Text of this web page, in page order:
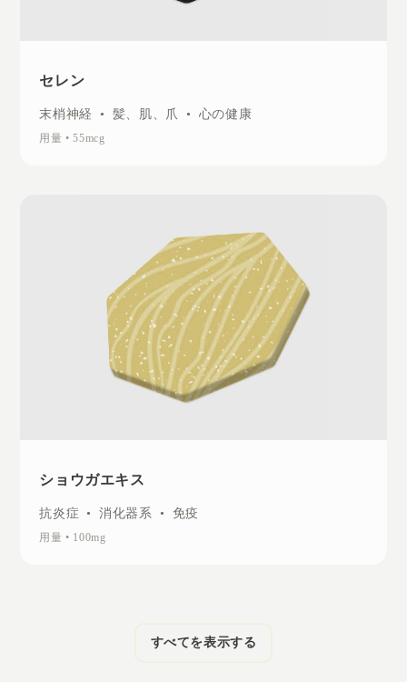
セレン
末梢神経 • 髪、肌、爪 • 心の健康
用量 •55mcg
ショウガエキス
抗炎症 • 消化器系 • 免疫
用量 • 100mg
すべてを表示する